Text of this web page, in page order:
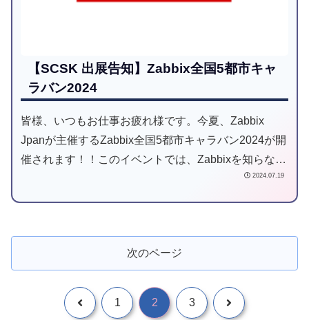
【SCSK 出展告知】Zabbix全国5都市キャ
ラバン2024
皆様、いつもお仕事お疲れ様です。今夏、Zabbix
Jpanが主催するZabbix全国5都市キャラバン2024が開
催されます！！このイベントでは、Zabbixを知らない
人から既にご利用いただいている方まで幅広い方を対
2024.07.19
次のページ
1 2 3